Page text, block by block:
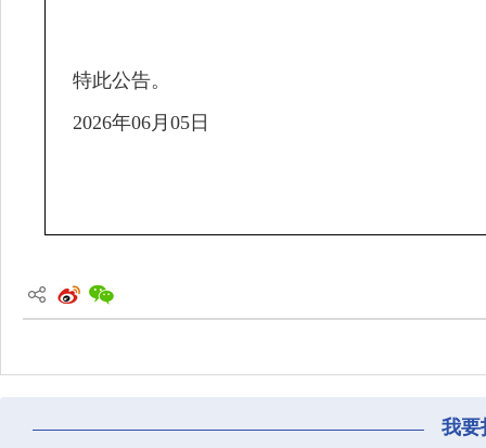
特此公告。
2026年06月05日
我要